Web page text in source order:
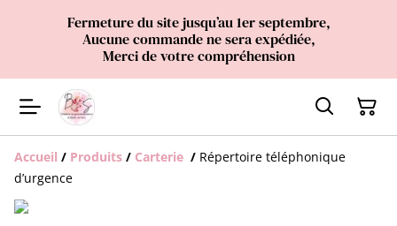
Fermeture du site jusqu’au 1er septembre,
Aucune commande ne sera expédiée,
Merci de votre compréhension
Accueil / Produits / Carterie / Répertoire téléphonique
d’urgence